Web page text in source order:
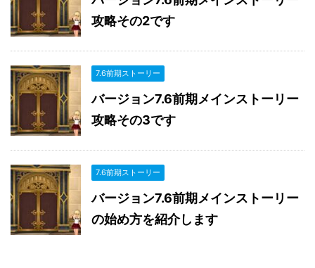
攻略その2です
7.6前期ストーリー
バージョン7.6前期メインストーリー
攻略その3です
7.6前期ストーリー
バージョン7.6前期メインストーリー
の始め方を紹介します